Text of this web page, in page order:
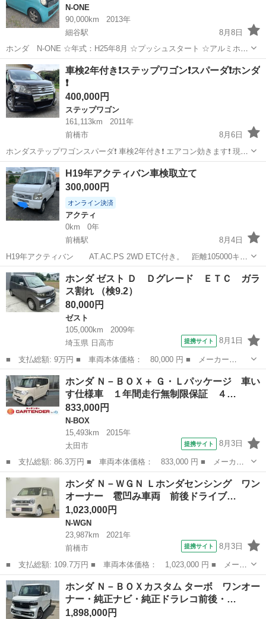
N-ONE
90,000km
2013年
細谷駅
8月8日
ホンダ N-ONE ☆年式：H25年8月 ☆プッシュスタート ☆アルミホイ
ール ☆ターボ ☆走行距離：90000㌔ ☆車検なし（車検を取る場合はお
知らせください） ☆修復歴なし 状態も良く、エアコンも効きます。
群馬 太田市 細谷駅 N-ONE
車検2年付き❗️ステップワゴン❗️スパーダ❗️ホンダ
❗️
400,000円
ステップワゴン
161,113km
2011年
前橋市
8月6日
ホンダステップワゴンスパーダ❗️ 車検2年付き❗️ エアコン効きます❗️ 現車
確認歓迎❗️ 値下げ出来ません❗️
群馬 前橋市 ステップワゴン ホンダステップワゴン
H19年アクティバン車検取立て
300,000円
オンライン決済
アクティ
0km
0年
前橋駅
8月4日
H19年アクティバン AT.AC.PS 2WD ETC付き。 距離105000キロ
内外装綺麗です! バックドア右下と右真ん中辺りに凹みあります。 車
検R 10年5月31日までたっぷり付いてます。現在前橋ナンバーが付...
群馬 前橋市 前橋駅 アクティ
ホンダ ゼスト Ｄ Ｄグレード ＥＴＣ ガラ
ス割れ （検9.2）
80,000円
ゼスト
105,000km
2009年
埼玉県 日高市
提携サイト 8月1日
■ 支払総額: 9万円 ■ 車両本体価格： 80,000 円 ■ メーカー
名： ホンダ ■ 車種名： ゼスト ■ グレード名： Ｄ Ｄグレー
ド ＥＴＣ ガラス割れ ■ 排気量： 660cc ■ ドア枚数： 5D ■
ミッシ...
埼玉 日高市 ゼスト
ホンダ Ｎ－ＢＯＸ＋ Ｇ・Ｌパッケージ 車い
す仕様車 １年間走行無制限保証 ４…
833,000円
N-BOX
15,493km
2015年
太田市
提携サイト 8月3日
■ 支払総額: 86.3万円 ■ 車両本体価格： 833,000 円 ■ メーカー
名： ホンダ ■ 車種名： Ｎ－ＢＯＸ＋ ■ グレード名： Ｇ・Ｌ
パッケージ 車いす仕様車 １年間走行無制限保証 ４ＷＤ 福祉車
輌 ＥＴＣ ...
群馬 太田市 N-BOX
ホンダ Ｎ－ＷＧＮ Ｌホンダセンシング ワン
オーナー 雹凹み車両 前後ドライブ…
1,023,000円
N-WGN
23,987km
2021年
前橋市
提携サイト 8月3日
■ 支払総額: 109.7万円 ■ 車両本体価格： 1,023,000 円 ■ メーカ
ー名： ホンダ ■ 車種名： Ｎ－ＷＧＮ ■ グレード名： Ｌホン
ダセンシング ワンオーナー 雹凹み車両 前後ドライブレコーダ
ー シート...
群馬 前橋市 N-WGN
ホンダ Ｎ－ＢＯＸカスタム ターボ ワンオー
ナー・純正ナビ・純正ドラレコ前後・…
1,898,000円